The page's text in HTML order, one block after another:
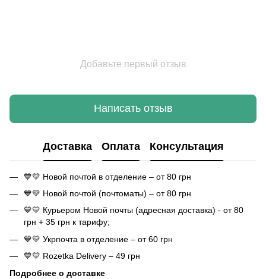
Добавьте первый отзыв
Написать отзыв
Доставка Оплата Консультация
💙💛 Новой почтой в отделение – от 80 грн
💙💛 Новой почтой (почтоматы) – от 80 грн
💙💛 Курьером Новой почты (адресная доставка) - от 80
грн + 35 грн к тарифу;
💙💛 Укрпочта в отделение – от 60 грн
💙💛 Rozetka Delivery – 49 грн
Подробнее о доставке